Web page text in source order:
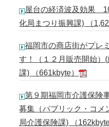
屋台の経済波及効果
化局まつり振興課) （
福岡市の商店街がプレ
す！（１２月販売開始）
課) （661kbyte）
第９期福岡市介護保険
募集（パブリック・コメ
局介護保険課) （